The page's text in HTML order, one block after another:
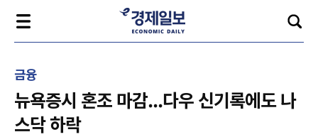
금융
뉴욕증시 혼조 마감...다우 신기록에도 나
스닥 하락